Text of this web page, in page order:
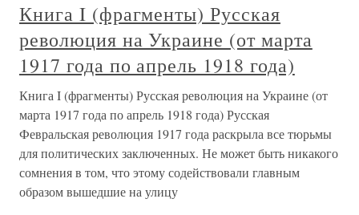
Книга I (фрагменты) Русская
революция на Украине (от марта
1917 года по апрель 1918 года)
Книга I (фрагменты) Русская революция на Украине (от
марта 1917 года по апрель 1918 года) Русская
Февральская революция 1917 года раскрыла все тюрьмы
для политических заключенных. Не может быть никакого
сомнения в том, что этому содействовали главным
образом вышедшие на улицу